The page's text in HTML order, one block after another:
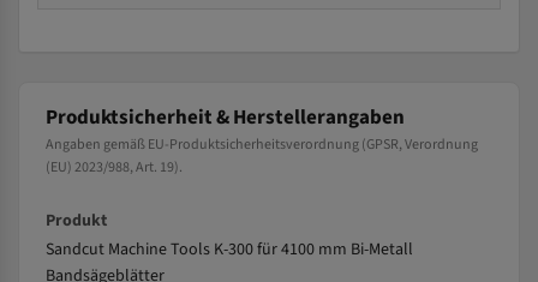
Produktsicherheit & Herstellerangaben
Angaben gemäß EU-Produktsicherheitsverordnung (GPSR, Verordnung
(EU) 2023/988, Art. 19).
Produkt
Sandcut Machine Tools K-300 für 4100 mm Bi-Metall
Bandsägeblätter